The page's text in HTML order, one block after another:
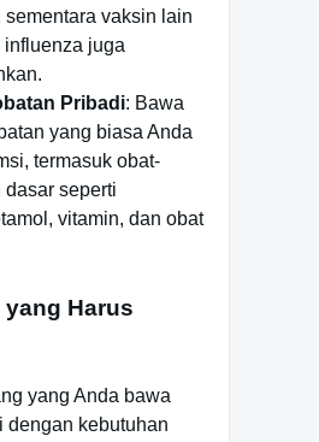
sementara vaksin lain
influenza juga
Pribadi: Bawa
yang biasa Anda
termasuk obat-
dasar seperti
vitamin, dan obat
yang Harus
yang Anda bawa
dengan kebutuhan